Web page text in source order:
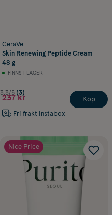
CeraVe
Skin Renewing Peptide Cream
48 g
FINNS I LAGER
3.3/5 (3)
237 kr
Fri frakt Instabox
Köp
Nice Price